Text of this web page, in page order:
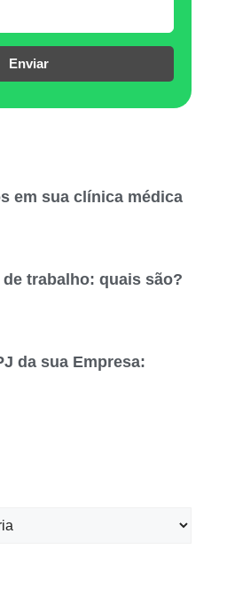
Enviar
em sua clínica médica
trabalho: quais são?
da sua Empresa: